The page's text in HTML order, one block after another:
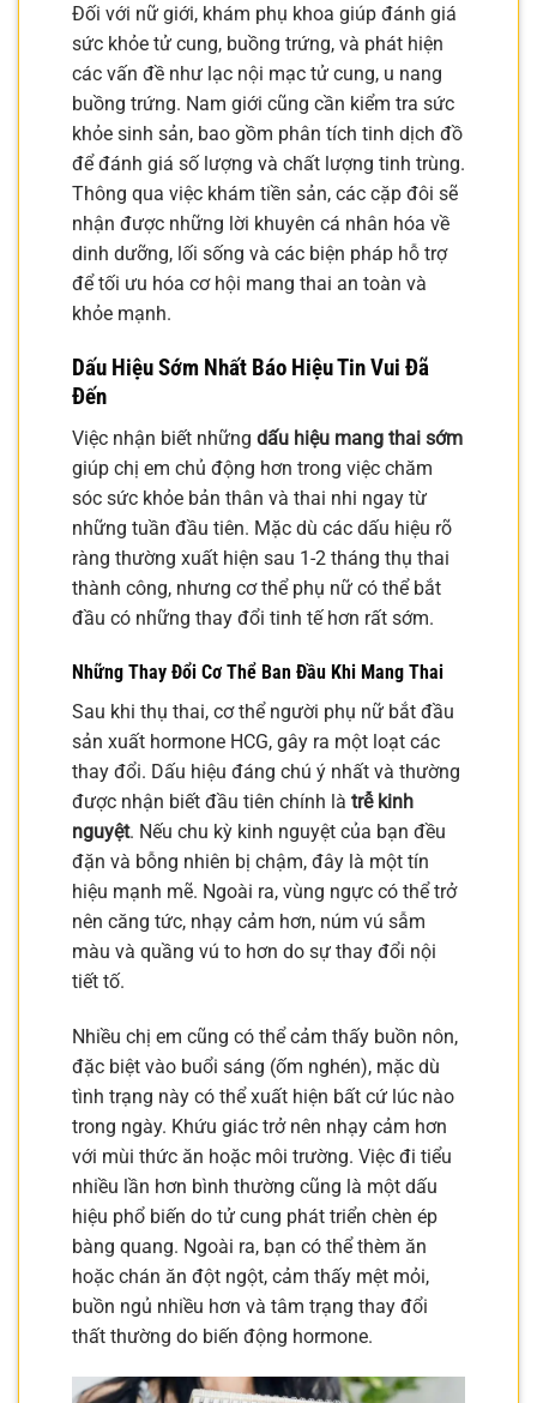
Đối với nữ giới, khám phụ khoa giúp đánh giá
sức khỏe tử cung, buồng trứng, và phát hiện
các vấn đề như lạc nội mạc tử cung, u nang
buồng trứng. Nam giới cũng cần kiểm tra sức
khỏe sinh sản, bao gồm phân tích tinh dịch đồ
để đánh giá số lượng và chất lượng tinh trùng.
Thông qua việc khám tiền sản, các cặp đôi sẽ
nhận được những lời khuyên cá nhân hóa về
dinh dưỡng, lối sống và các biện pháp hỗ trợ
để tối ưu hóa cơ hội mang thai an toàn và
khỏe mạnh.
Dấu Hiệu Sớm Nhất Báo Hiệu Tin Vui Đã
Đến
Việc nhận biết những dấu hiệu mang thai sớm
giúp chị em chủ động hơn trong việc chăm
sóc sức khỏe bản thân và thai nhi ngay từ
những tuần đầu tiên. Mặc dù các dấu hiệu rõ
ràng thường xuất hiện sau 1-2 tháng thụ thai
thành công, nhưng cơ thể phụ nữ có thể bắt
đầu có những thay đổi tinh tế hơn rất sớm.
Những Thay Đổi Cơ Thể Ban Đầu Khi Mang Thai
Sau khi thụ thai, cơ thể người phụ nữ bắt đầu
sản xuất hormone HCG, gây ra một loạt các
thay đổi. Dấu hiệu đáng chú ý nhất và thường
được nhận biết đầu tiên chính là trễ kinh
nguyệt. Nếu chu kỳ kinh nguyệt của bạn đều
đặn và bỗng nhiên bị chậm, đây là một tín
hiệu mạnh mẽ. Ngoài ra, vùng ngực có thể trở
nên căng tức, nhạy cảm hơn, núm vú sẫm
màu và quầng vú to hơn do sự thay đổi nội
tiết tố.
Nhiều chị em cũng có thể cảm thấy buồn nôn,
đặc biệt vào buổi sáng (ốm nghén), mặc dù
tình trạng này có thể xuất hiện bất cứ lúc nào
trong ngày. Khứu giác trở nên nhạy cảm hơn
với mùi thức ăn hoặc môi trường. Việc đi tiểu
nhiều lần hơn bình thường cũng là một dấu
hiệu phổ biến do tử cung phát triển chèn ép
bàng quang. Ngoài ra, bạn có thể thèm ăn
hoặc chán ăn đột ngột, cảm thấy mệt mỏi,
buồn ngủ nhiều hơn và tâm trạng thay đổi
thất thường do biến động hormone.